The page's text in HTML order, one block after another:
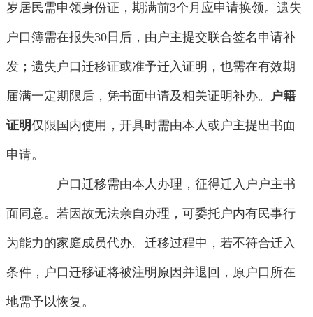
岁居民需申领身份证，期满前3个月应申请换领。遗失
户口簿需在报失30日后，由户主提交联合签名申请补
发；遗失户口迁移证或准予迁入证明，也需在有效期
届满一定期限后，凭书面申请及相关证明补办。 户籍
证明仅限国内使用，开具时需由本人或户主提出书面
申请。
户口迁移需由本人办理，征得迁入户户主书
面同意。若因故无法亲自办理，可委托户内有民事行
为能力的家庭成员代办。迁移过程中，若不符合迁入
条件，户口迁移证将被注明原因并退回，原户口所在
地需予以恢复。